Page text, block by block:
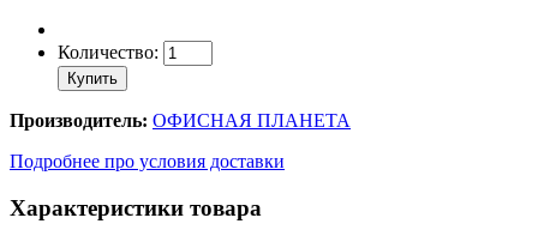
Количество:
Купить
Производитель: ОФИСНАЯ ПЛАНЕТА
Подробнее про условия доставки
Характеристики товара